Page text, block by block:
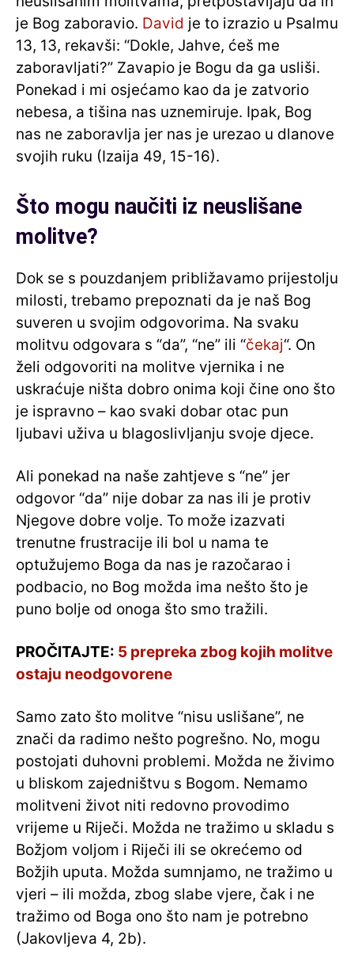
je Bog zaboravio. David je to izrazio u Psalmu
13, 13, rekavši: “Dokle, Jahve, ćeš me
zaboravljati?” Zavapio je Bogu da ga usliši.
Ponekad i mi osjećamo kao da je zatvorio
nebesa, a tišina nas uznemiruje. Ipak, Bog
nas ne zaboravlja jer nas je urezao u dlanove
svojih ruku (Izaija 49, 15-16).
Što mogu naučiti iz neuslišane
molitve?
Dok se s pouzdanjem približavamo prijestolju
milosti, trebamo prepoznati da je naš Bog
suveren u svojim odgovorima. Na svaku
molitvu odgovara s “da”, “ne” ili “čekaj“. On
želi odgovoriti na molitve vjernika i ne
uskraćuje ništa dobro onima koji čine ono što
je ispravno – kao svaki dobar otac pun
ljubavi uživa u blagoslivljanju svoje djece.
Ali ponekad na naše zahtjeve s “ne” jer
odgovor “da” nije dobar za nas ili je protiv
Njegove dobre volje. To može izazvati
trenutne frustracije ili bol u nama te
optužujemo Boga da nas je razočarao i
podbacio, no Bog možda ima nešto što je
puno bolje od onoga što smo tražili.
PROČITAJTE: 5 prepreka zbog kojih molitve
ostaju neodgovorene
Samo zato što molitve “nisu uslišane”, ne
znači da radimo nešto pogrešno. No, mogu
postojati duhovni problemi. Možda ne živimo
u bliskom zajedništvu s Bogom. Nemamo
molitveni život niti redovno provodimo
vrijeme u Riječi. Možda ne tražimo u skladu s
Božjom voljom i Riječi ili se okrećemo od
Božjih uputa. Možda sumnjamo, ne tražimo u
vjeri – ili možda, zbog slabe vjere, čak i ne
tražimo od Boga ono što nam je potrebno
(Jakovljeva 4, 2b).